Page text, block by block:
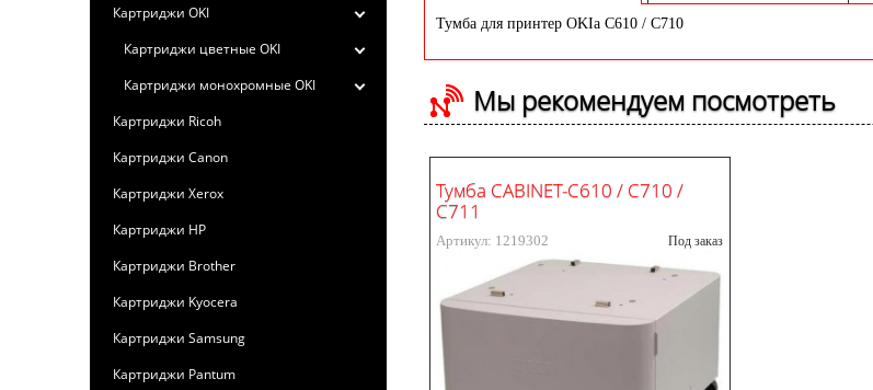
Картриджи OKI
Картриджи цветные OKI
Картриджи монохромные OKI
Картриджи Ricoh
Картриджи Canon
Картриджи Xerox
Картриджи HP
Картриджи Brother
Картриджи Kyocera
Картриджи Samsung
Картриджи Pantum
Тумба для принтер OKIа C610 / C710
Мы рекомендуем посмотреть
Тумба CABINET-C610 / C710 /
C711
Артикул: 1219302 Под заказ